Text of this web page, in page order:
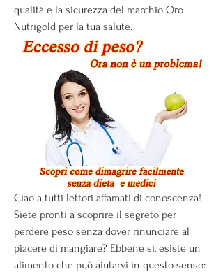
qualità e la sicurezza del marchio Oro
Nutrigold per la tua salute.
Ciao a tutti lettori affamati di conoscenza!
Siete pronti a scoprire il segreto per
perdere peso senza dover rinunciare al
piacere di mangiare? Ebbene sì, esiste un
alimento che può aiutarvi in questo senso: